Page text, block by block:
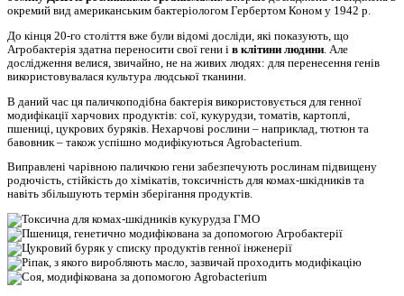
окремий вид американським бактеріологом Гербертом Коном у 1942 р.
До кінця 20-го століття вже були відомі досліди, які показують, що
Агробактерія здатна переносити свої гени і в клітини людини. Але
дослідження велися, звичайно, не на живих людях: для перенесення генів
використовувалася культура людської тканини.
В даний час ця паличкоподібна бактерія використовується для генної
модифікації харчових продуктів: сої, кукурудзи, томатів, картоплі,
пшениці, цукрових буряків. Нехарчові рослини – наприклад, тютюн та
бавовник – також успішно модифікуються Agrobacterium.
Виправлені чарівною паличкою гени забезпечують рослинам підвищену
родючість, стійкість до хімікатів, токсичність для комах-шкідників та
навіть збільшують термін зберігання продуктів.